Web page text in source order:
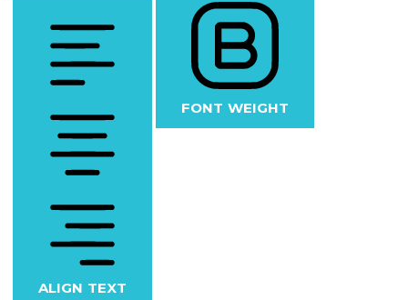
ALIGN TEXT
FONT WEIGHT